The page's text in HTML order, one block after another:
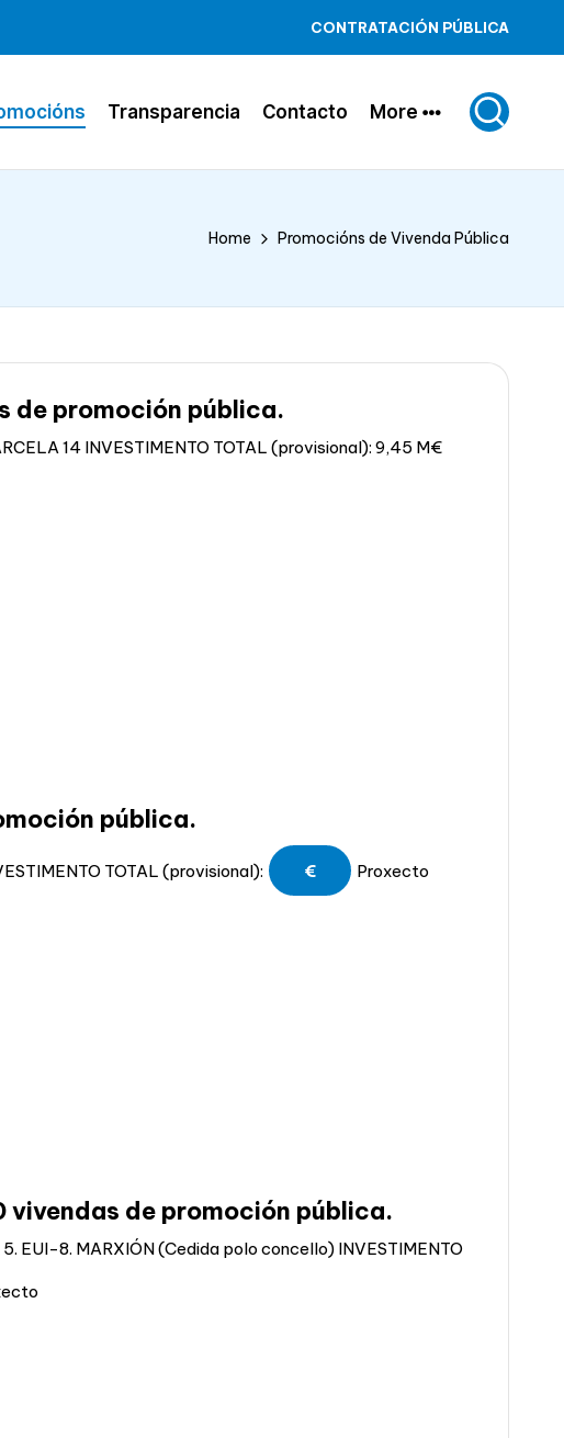
CONTRATACIÓN PÚBLICA
Transparencia Contacto More
Home Promocións de Vivenda Pública
de promoción pública.
14 INVESTIMENTO TOTAL (provisional): 9,45 M€
pública.
TOTAL (provisional): € Proxecto
vivendas de promoción pública.
EUI-8. MARXIÓN (Cedida polo concello) INVESTIMENTO